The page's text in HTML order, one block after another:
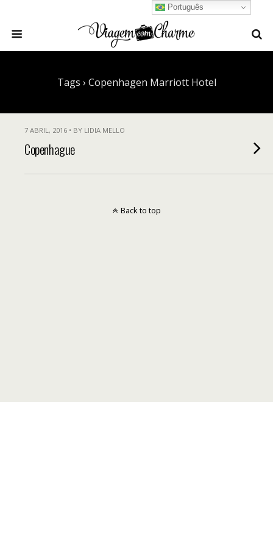
Tags › Copenhagen Marriott Hotel
7 ABRIL, 2016 • BY LIDIA MELLO
Copenhague
Português
Back to top